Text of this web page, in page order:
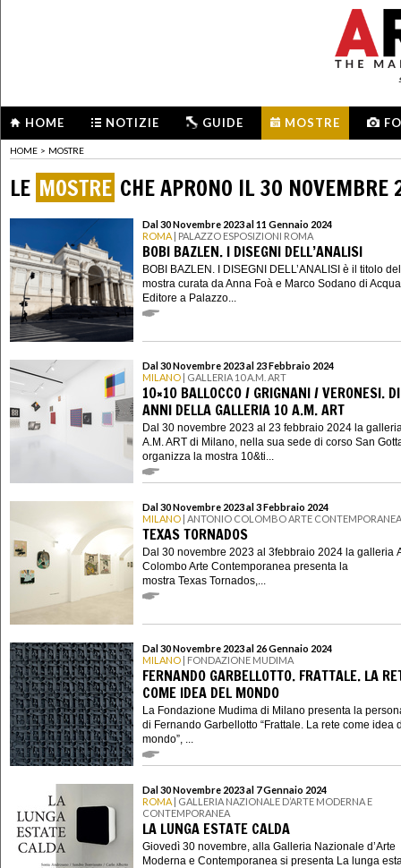
HOME NOTIZIE GUIDE MOSTRE
HOME > MOSTRE
LE MOSTRE CHE APRONO IL 30 NOVEMBRE
Dal 30 Novembre 2023 al 11 Gennaio 2024
ROMA | PALAZZO ESPOSIZIONI ROMA
BOBI BAZLEN. I DISEGNI DELL’ANALISI
BOBI BAZLEN. I DISEGNI DELL’ANALISI è il titolo
mostra curata da Anna Foà e Marco Sodano di
Editore a Palazzo...
Dal 30 Novembre 2023 al 23 Febbraio 2024
MILANO | GALLERIA 10 A.M. ART
10×10 BALLOCCO / GRIGNANI / VERONESI.
ANNI DELLA GALLERIA 10 A.M. ART
Dal 30 novembre 2023 al 23 febbraio 2024 la
A.M. ART di Milano, nella sua sede di corso San
organizza la mostra 10&ti...
Dal 30 Novembre 2023 al 3 Febbraio 2024
MILANO | ANTONIO COLOMBO ARTE
TEXAS TORNADOS
Dal 30 novembre 2023 al 3febbraio 2024 la galleria
Colombo Arte Contemporanea presenta la
mostra Texas Tornados,...
Dal 30 Novembre 2023 al 26 Gennaio 2024
MILANO | FONDAZIONE MUDIMA
FERNANDO GARBELLOTTO. FRATTALE. LA
COME IDEA DEL MONDO
La Fondazione Mudima di Milano presenta la
di Fernando Garbellotto “Frattale. La rete come idea
mondo”, ...
Dal 30 Novembre 2023 al 7 Gennaio 2024
ROMA | GALLERIA NAZIONALE D’ARTE MODERNA E
CONTEMPORANEA
LA LUNGA ESTATE CALDA
Giovedì 30 novembre, alla Galleria Nazionale d’Arte
Moderna e Contemporanea si presenta La lunga